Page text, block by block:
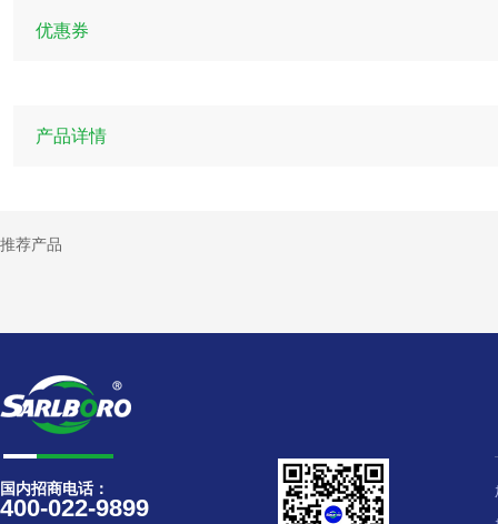
优惠券
产品详情
推荐产品
国内招商电话：
400-022-9899